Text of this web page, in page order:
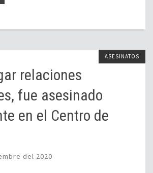
ASESINATOS
relaciones
fue asesinado
en el Centro de
del 2020